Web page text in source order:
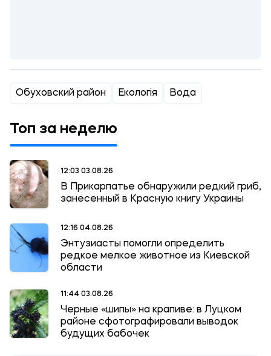
Обуховский район Екологія Вода
Топ за неделю
12:03 03.08.26
В Прикарпатье обнаружили редкий гриб,
занесенный в Красную книгу Украины
12:16 04.08.26
Энтузиасты помогли определить
редкое мелкое животное из Киевской
области
11:44 03.08.26
Черные «шипы» на крапиве: в Луцком
районе сфотографировали выводок
будущих бабочек